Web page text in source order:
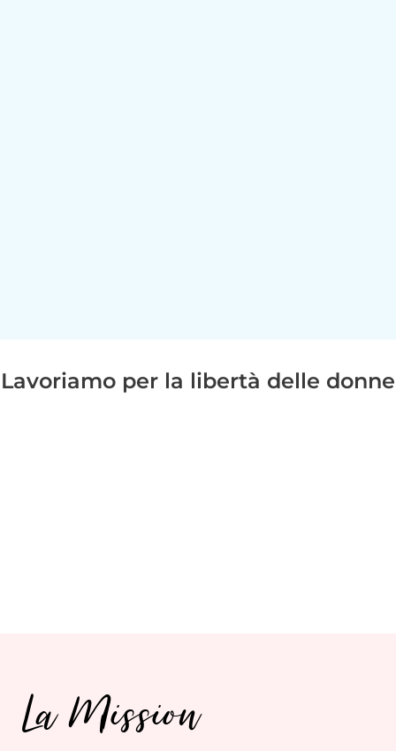
Lavoriamo per la libertà delle donne
La Mission